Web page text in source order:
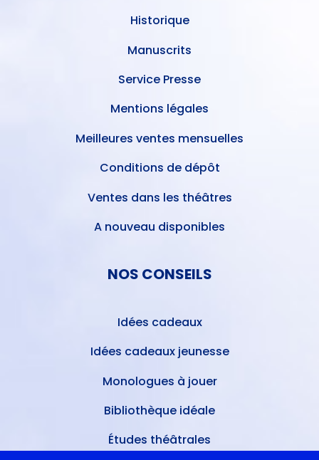
Historique
Manuscrits
Service Presse
Mentions légales
Meilleures ventes mensuelles
Conditions de dépôt
Ventes dans les théâtres
A nouveau disponibles
NOS CONSEILS
Idées cadeaux
Idées cadeaux jeunesse
Monologues à jouer
Bibliothèque idéale
Études théâtrales